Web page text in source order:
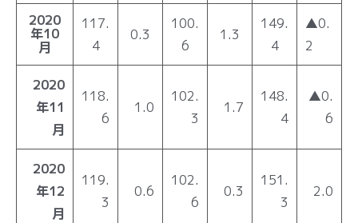
2020
年10
月
117.
4
0.3
100.
6
1.3
149.
4
▲0.
2
2020
年11
月
118.
6
1.0
102.
3
1.7
148.
4
▲0.
6
2020
年12
月
119.
3
0.6
102.
6
0.3
151.
3
2.0